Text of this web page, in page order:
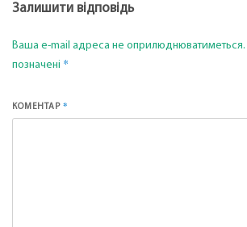
Залишити відповідь
Ваша e-mail адреса не оприлюднюватиметься.
позначені *
КОМЕНТАР *